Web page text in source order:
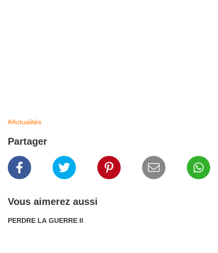
#Actualités
Partager
Vous aimerez aussi
PERDRE LA GUERRE II